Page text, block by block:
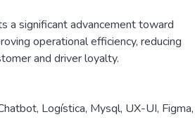
a significant advancement toward
operational efficiency, reducing
and driver loyalty.
, Logística, Mysql, UX-UI, Figma,